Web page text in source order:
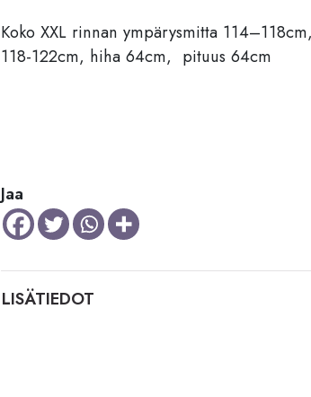
Koko XXL rinnan ympärysmitta
118-122cm, hiha 64cm, pituus 64cm
Jaa
LISÄTIEDOT